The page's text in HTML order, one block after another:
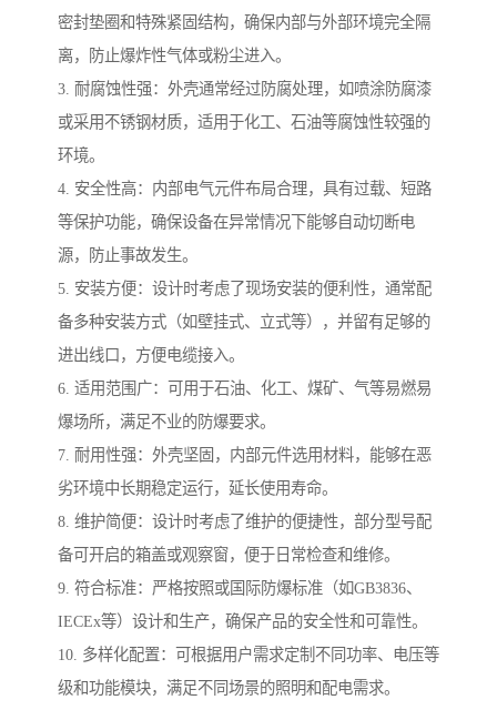
密封垫圈和特殊紧固结构，确保内部与外部环境完全隔
离，防止爆炸性气体或粉尘进入。
3. 耐腐蚀性强：外壳通常经过防腐处理，如喷涂防腐漆
或采用不锈钢材质，适用于化工、石油等腐蚀性较强的
环境。
4. 安全性高：内部电气元件布局合理，具有过载、短路
等保护功能，确保设备在异常情况下能够自动切断电
源，防止事故发生。
5. 安装方便：设计时考虑了现场安装的便利性，通常配
备多种安装方式（如壁挂式、立式等），并留有足够的
进出线口，方便电缆接入。
6. 适用范围广：可用于石油、化工、煤矿、气等易燃易
爆场所，满足不业的防爆要求。
7. 耐用性强：外壳坚固，内部元件选用材料，能够在恶
劣环境中长期稳定运行，延长使用寿命。
8. 维护简便：设计时考虑了维护的便捷性，部分型号配
备可开启的箱盖或观察窗，便于日常检查和维修。
9. 符合标准：严格按照或国际防爆标准（如GB3836、
IECEx等）设计和生产，确保产品的安全性和可靠性。
10. 多样化配置：可根据用户需求定制不同功率、电压等
级和功能模块，满足不同场景的照明和配电需求。